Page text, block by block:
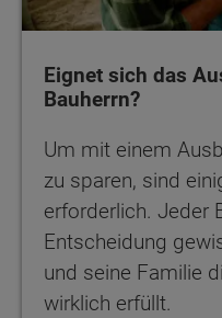
Eignet sich das
Bauherrn?
Um mit einem
zu sparen, sind
erforderlich. Jeder
Entscheidung
und seine Familie
wirklich erfüllt.